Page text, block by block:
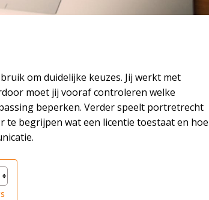
om duidelijke keuzes. Jij werkt met
moet jij vooraf controleren welke
beperken. Verder speelt portretrecht
begrijpen wat een licentie toestaat en hoe